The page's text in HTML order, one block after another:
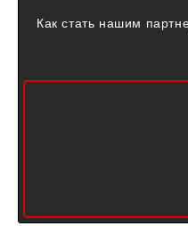
Как стать нашим